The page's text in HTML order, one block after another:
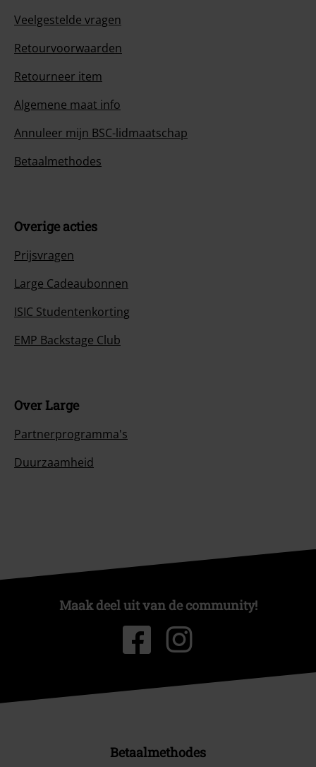
Veelgestelde vragen
Retourvoorwaarden
Retourneer item
Algemene maat info
Annuleer mijn BSC-lidmaatschap
Betaalmethodes
Overige acties
Prijsvragen
Large Cadeaubonnen
ISIC Studentenkorting
EMP Backstage Club
Over Large
Partnerprogramma's
Duurzaamheid
Maak deel uit van de community!
Betaalmethodes